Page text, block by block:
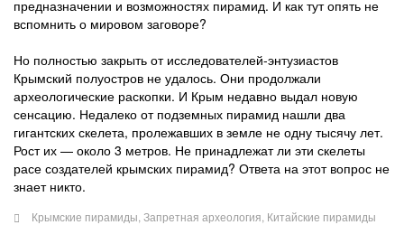
предназначении и возможностях пирамид. И как тут опять не
вспомнить о мировом заговоре?
Но полностью закрыть от исследователей-энтузиастов
Крымский полуостров не удалось. Они продолжали
археологические раскопки. И Крым недавно выдал новую
сенсацию. Недалеко от подземных пирамид нашли два
гигантских скелета, пролежавших в земле не одну тысячу лет.
Рост их — около 3 метров. Не принадлежат ли эти скелеты
расе создателей крымских пирамид? Ответа на этот вопрос не
знает никто.
Крымские пирамиды Запретная археология Китайские пирамиды